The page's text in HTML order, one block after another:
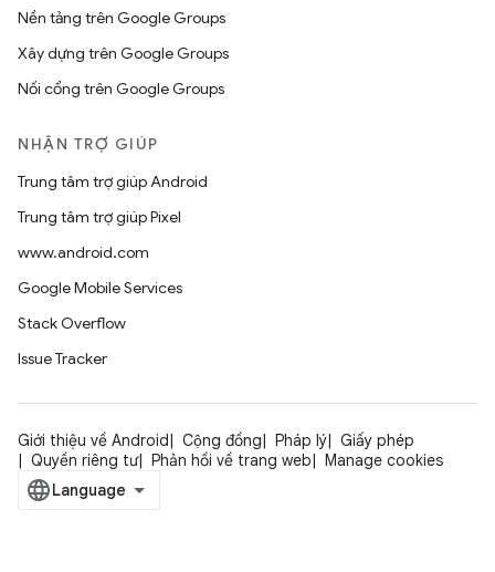
Nền tảng trên Google Groups
Xây dựng trên Google Groups
Nối cổng trên Google Groups
NHẬN TRỢ GIÚP
Trung tâm trợ giúp Android
Trung tâm trợ giúp Pixel
www.android.com
Google Mobile Services
Stack Overflow
Issue Tracker
Giới thiệu về Android Cộng đồng Pháp lý
Giấy phép
Quyền riêng tư
Phản hồi về trang web Manage cookies